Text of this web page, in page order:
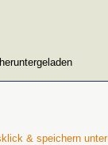
& speichern unter